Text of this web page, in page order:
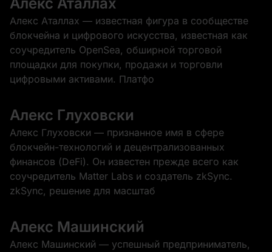
Алекс Аталлах — известная фигура в сообществе
блокчейна и цифрового искусства, известная как
соучредитель OpenSea, обширной торговой
площадки для покупки, продажи и торговли
цифровыми активами. Платфо
Алекс Глуховски
Алекс Глуховски — признанное имя в сфере
блокчейн-технологий и децентрализованных
финансов (DeFi). Он известен прежде всего как
соучредитель Matter Labs и создатель zkSync.
zkSync, решение для масштаб
Алекс Машинский
Алекс Машинский — успешный предприниматель,